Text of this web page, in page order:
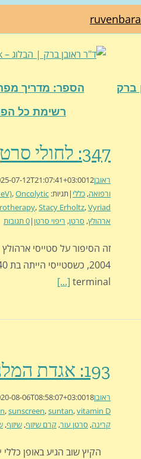
ברק הספר: מדריך מפה
רשימת כל
347: לחולי סרטן אולי כדאי לחטוף חצבת
ראובן 07-12T21:07:41+03:0012 ביולי 2025
ורפואה, כללי |תגיות: ,Oncolytic
,Stacy Erholtz,Vyriad
ארהולץ, סרטן, ריפוי סרטן|0 תגובות
terminal
[...]
193: אגדת המלנומה
ראובן 08-06T08:58:07+03:0018 ביולי 2013
,sunscreen,suntan,vitamin D
קרינה, סרטן עור, קרם שיזוף, שיזוף,